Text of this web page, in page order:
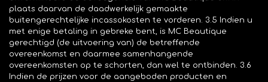
plaats daarvan de daadwerkelijk gemaakte
buitengerechtelijke incassokosten te vorderen. 3.5 Indien u
met enige betaling in gebreke bent, is MC Beautique
gerechtigd (de uitvoering van) de betreffende
overeenkomst en daarmee samenhangende
overeenkomsten op te schorten, dan wel te ontbinden. 3.6
Indien de prijzen voor de aangeboden producten en